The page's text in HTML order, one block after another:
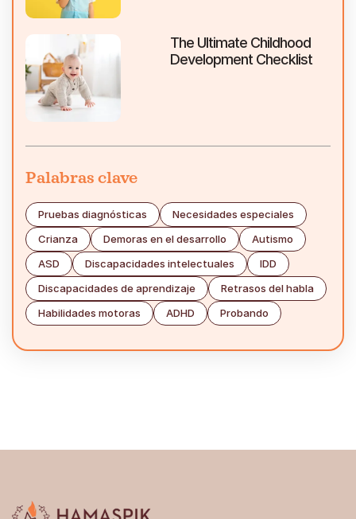
The Ultimate Childhood
Development Checklist
Palabras clave
Pruebas diagnósticas
Necesidades especiales
Crianza
Demoras en el desarrollo
Autismo
ASD
Discapacidades intelectuales
IDD
Discapacidades de aprendizaje
Retrasos del habla
Habilidades motoras
ADHD Probando